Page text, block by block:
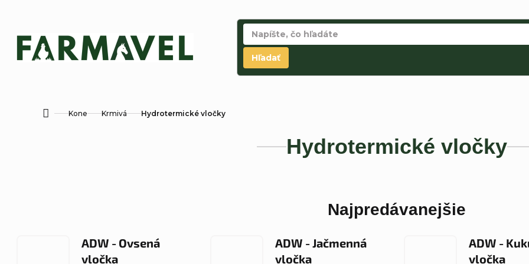
obsah
Hľadať
Domov
Kone Krmivá Hydrotermické vločky
Hydrotermické vločky
Najpredávanejšie
ADW - Ovsená
vločka
ADW - Jačmenná
vločka
ADW -
vločka